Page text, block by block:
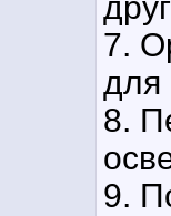
7.
для
8.
9.